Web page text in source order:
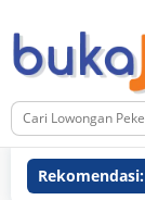
ke
konten
Rekomendasi: